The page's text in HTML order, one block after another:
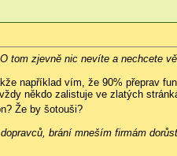
tom zjevně nic nevíte a nechcete
například vím, že 90% přeprav
někdo zalistuje ve zlatých
Že by šotouši?
brání mneším firmám